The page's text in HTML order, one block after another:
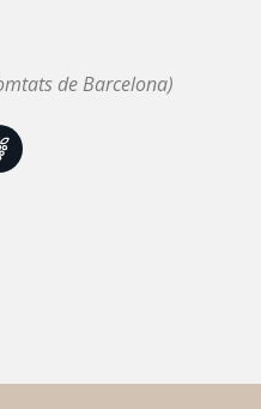
de Barcelona)